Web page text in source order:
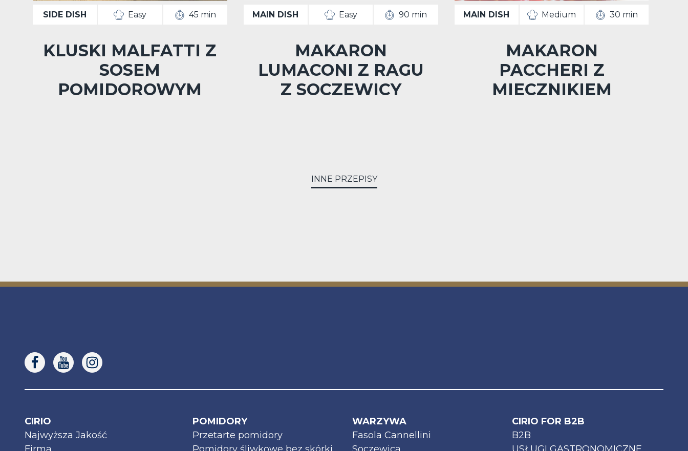
SIDE DISH Easy 45 min
KLUSKI MALFATTI Z
SOSEM
POMIDOROWYM
MAIN DISH Easy 90 min
MAKARON
LUMACONI Z RAGU
Z SOCZEWICY
MAIN DISH Medium 30 min
MAKARON
PACCHERI Z
MIECZNIKIEM
INNE PRZEPISY
CIRIO
Najwyższa Jakość
POMIDORY
Przetarte pomidory
WARZYWA
Fasola Cannellini
CIRIO FOR B2B
B2B